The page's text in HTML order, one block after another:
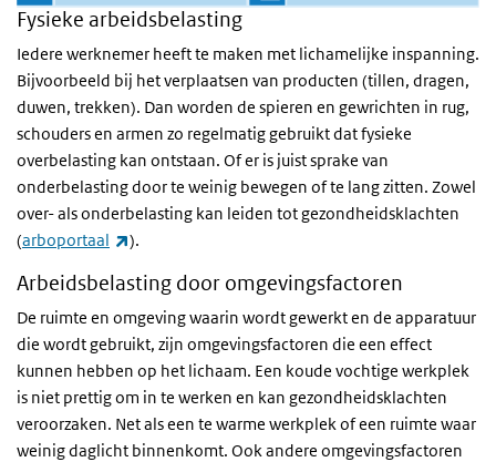
Fysieke arbeidsbelasting
Iedere werknemer heeft te maken met lichamelijke inspanning.
Bijvoorbeeld bij het verplaatsen van producten (tillen, dragen,
duwen, trekken). Dan worden de spieren en gewrichten in rug,
schouders en armen zo regelmatig gebruikt dat fysieke
overbelasting kan ontstaan. Of er is juist sprake van
onderbelasting door te weinig bewegen of te lang zitten. Zowel
over- als onderbelasting kan leiden tot gezondheidsklachten
(arboportaal (externe link)
).
Arbeidsbelasting door omgevingsfactoren
De ruimte en omgeving waarin wordt gewerkt en de apparatuur
die wordt gebruikt, zijn omgevingsfactoren die een effect
kunnen hebben op het lichaam. Een koude vochtige werkplek
is niet prettig om in te werken en kan gezondheidsklachten
veroorzaken. Net als een te warme werkplek of een ruimte waar
weinig daglicht binnenkomt. Ook andere omgevingsfactoren